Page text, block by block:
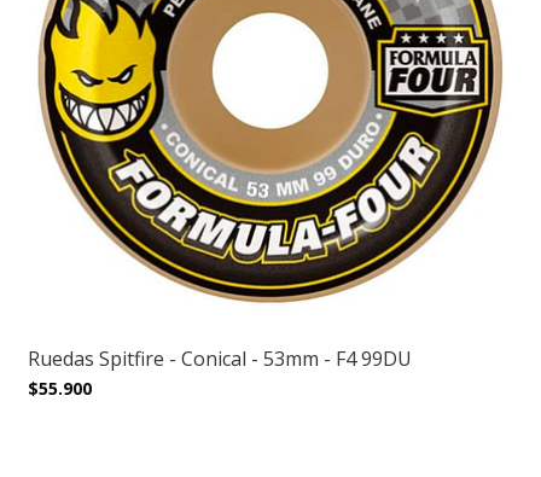
Ruedas Spitfire - Conical - 53mm - F4 99DU
$55.900